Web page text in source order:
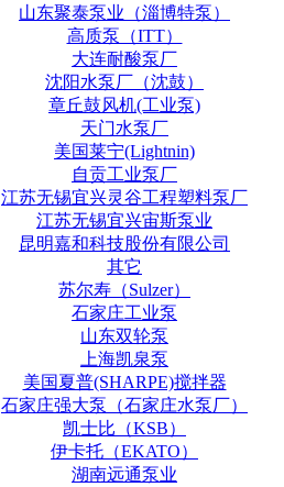
山东聚泰泵业（淄博特泵）
高质泵（ITT）
大连耐酸泵厂
沈阳水泵厂（沈鼓）
章丘鼓风机(工业泵)
天门水泵厂
美国莱宁(Lightnin)
自贡工业泵厂
江苏无锡宜兴灵谷工程塑料泵厂
江苏无锡宜兴宙斯泵业
昆明嘉和科技股份有限公司
其它
苏尔寿（Sulzer）
石家庄工业泵
山东双轮泵
上海凯泉泵
美国夏普(SHARPE)搅拌器
石家庄强大泵（石家庄水泵厂）
凯士比（KSB）
伊卡托（EKATO）
湖南远通泵业